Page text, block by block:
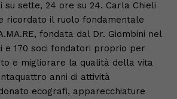
su sette, 24 ore su 24. Carla Chieli
ricordato il ruolo fondamentale
fondata dal Dr. Giombini nel
e 170 soci fondatori proprio per
e migliorare la qualità della vita
anni di attività
ecografi, apparecchiature